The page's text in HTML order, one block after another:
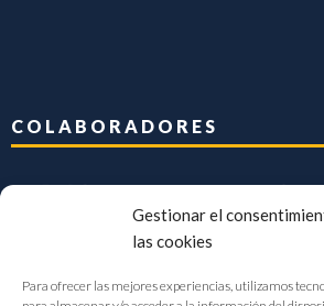
Gestionar el
las cookies
Para ofrecer las mejores experiencias, utilizamos
COLABORADORES